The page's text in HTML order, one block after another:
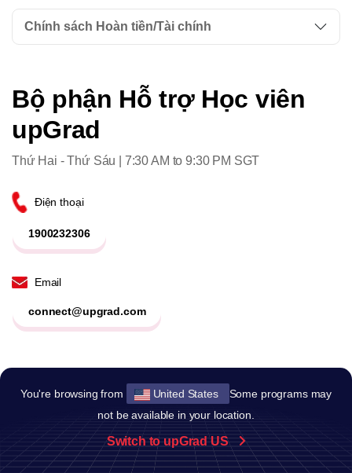
You're browsing from United States
Some programs may
not be available in your location.
Switch to upGrad US
Chính sách Hoàn tiền/Tài chính
Bộ phận Hỗ trợ Học viên
upGrad
Thứ Hai - Thứ Sáu | 7:30 AM to 9:30 PM SGT
Điện thoại
1900232306
Email
connect@upgrad.com
*Trong trường hợp chúng tôi không thể tiếp nhận ngay cuộc
gọi của bạn, chúng tôi mặc định đã có sự đồng ý của bạn để